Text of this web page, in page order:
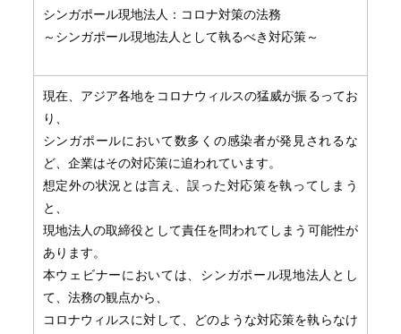
シンガポール現地法人：コロナ対策の法務
～シンガポール現地法人として執るべき対応策～
現在、アジア各地をコロナウィルスの猛威が振るってお
り、
シンガポールにおいて数多くの感染者が発見されるな
ど、 企業はその対応策に追われています。
想定外の状況とは言え、誤った対応策を執ってしまう
と、
現地法人の取締役として責任を問われてしまう可能性が
あります。
本ウェビナーにおいては、シンガポール現地法人とし
て、 法務の観点から、
コロナウィルスに対して、
どのような対応策を執らなけ